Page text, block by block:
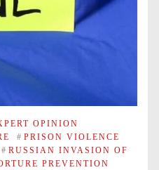
OPINION
# PRISON VIOLENCE
# RUSSIAN INVASION OF
PREVENTION